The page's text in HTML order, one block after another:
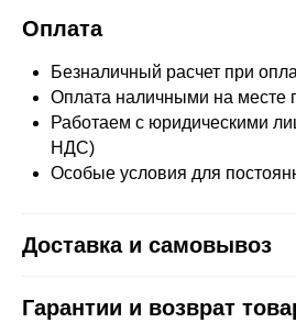
Оплата
Безналичный расчет при
Оплата наличными на месте
Работаем с юридическими
НДС)
Особые условия для
Доставка и самовывоз
Гарантии и возврат